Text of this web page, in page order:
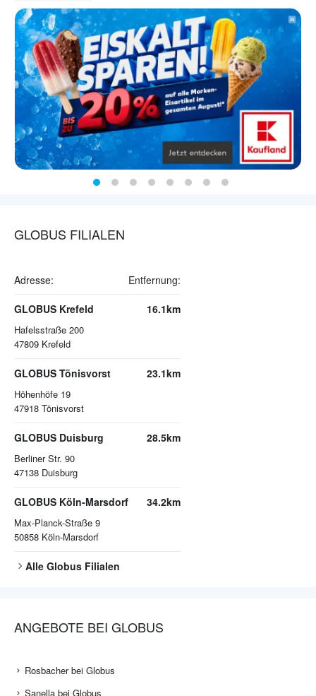
GLOBUS FILIALEN
Adresse: Entfernung:
GLOBUS Krefeld
Hafelsstraße 200
47809 Krefeld
16.1km
GLOBUS Tönisvorst
Höhenhöfe 19
47918 Tönisvorst
23.1km
GLOBUS Duisburg
Berliner Str. 90
47138 Duisburg
28.5km
GLOBUS Köln-Marsdorf
Max-Planck-Straße 9
50858 Köln-Marsdorf
34.2km
Alle Globus Filialen
ANGEBOTE BEI GLOBUS
Rosbacher bei Globus
Sanella bei Globus